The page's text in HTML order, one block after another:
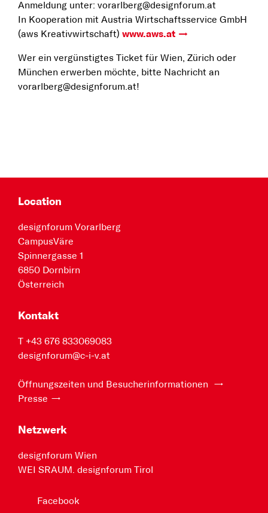
Anmeldung unter: vorarlberg@designforum.at
In Kooperation mit Austria Wirtschaftsservice GmbH
(aws Kreativwirtschaft) www.aws.at
Wer ein vergünstigtes Ticket für Wien, Zürich oder
München erwerben möchte, bitte Nachricht an
vorarlberg@designforum.at!
Location
designforum Vorarlberg
CampusVäre
Spinnergasse 1
6850 Dornbirn
Österreich
Kontakt
T +43 676 833069083
designforum@c-i-v.at
Öffnungszeiten und Besucherinformationen
Presse
Netzwerk
designforum Wien
WEI SRAUM. designforum Tirol
Facebook